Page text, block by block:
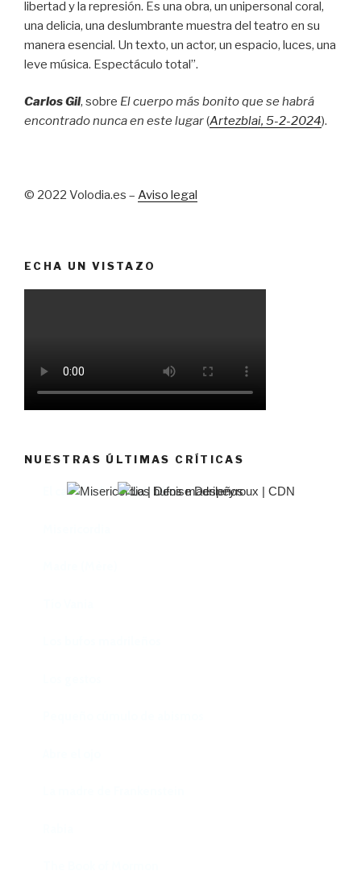
libertad y la represión. Es una obra, un unipersonal coral,
una delicia, una deslumbrante muestra del teatro en su
manera esencial. Un texto, un actor, un espacio, luces, una
leve música. Espectáculo total”.
Carlos Gil, sobre El cuerpo más bonito que se habrá
encontrado nunca en este lugar(Artezblai, 5-2-2024).
© 2022 Volodia.es – Aviso legal
ECHA UN VISTAZO
NUESTRAS ÚLTIMAS CRÍTICAS
El castillo de Lindabridis